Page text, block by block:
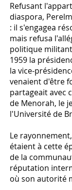
Refusant
diaspora,
: il s'engagea
mais refusa
politique
1959 la
la vice-
venaient d'être
partageait avec
de Menorah, le
l'Université de
Le
étaient à cette
de la
réputation
où son autorité